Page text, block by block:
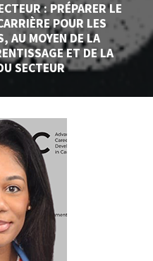
: PRÉPARER LE
POUR LES
AU MOYEN DE LA
ET DE LA
SECTEUR